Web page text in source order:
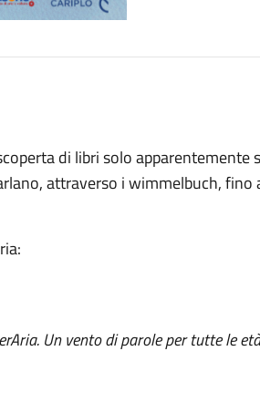
di libri solo apparentemente
attraverso i wimmelbuch, fino
Un vento di parole per tutte le età